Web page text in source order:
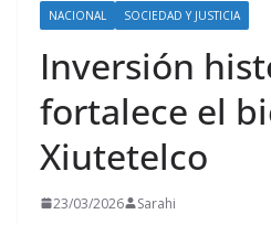
NACIONAL SOCIEDAD Y JUSTICIA
Inversión
fortalece el
Xiutetelco
23/03/2026 Sarahi